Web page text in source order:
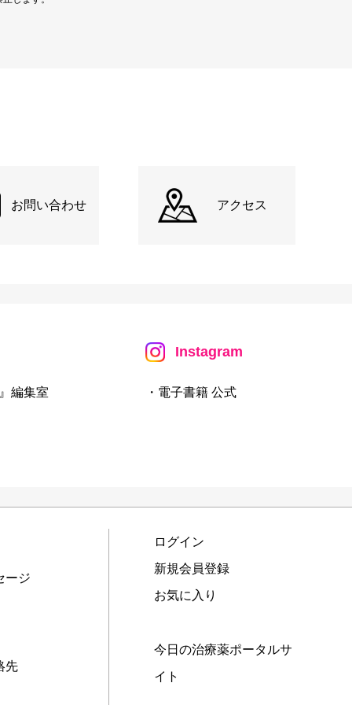
お問い合わせ アクセス
編集室
Instagram
・電子書籍 公式
ージ
先
ログイン
新規会員登録
お気に入り
今日の治療薬ポータルサ
イト